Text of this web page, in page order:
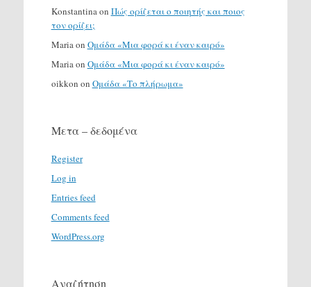
Konstantinaon Πώς ορίζεται ο ποιητής και ποιος
τον ορίζει;
Mariaon Ομάδα «Μια φορά κι έναν καιρό»
Mariaon Ομάδα «Μια φορά κι έναν καιρό»
oikkon on Ομάδα «Το πλήρωμα»
Μετα – δεδομένα
Register
Log in
Entries feed
Comments feed
WordPress.org
Αναζήτηση